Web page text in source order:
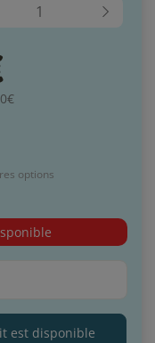
options
est disponible